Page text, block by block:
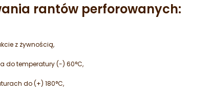
rantów perforowanych:
z żywnością,
do temperatury (-) 60°C,
do (+) 180°C,